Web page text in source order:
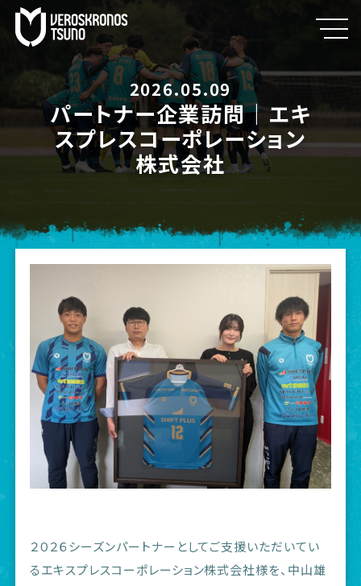
2026.05.09
パートナー企業訪問｜エキ
スプレスコーポレーション
株式会社
２０２６シーズンパートナーとしてご支援いただいてい
るエキスプレスコーポレーション株式会社様を、中山雄